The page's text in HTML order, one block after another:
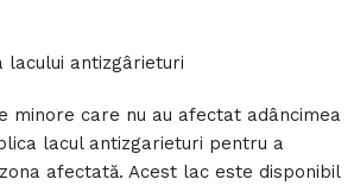
lacului antizgârieturi
minore care nu au afectat adâncimea
lacul antizgarieturi pentru a
afectată. Acest lac este disponibil